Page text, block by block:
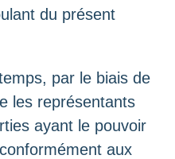
du présent
par le biais de
les représentants
ayant le pouvoir
aux